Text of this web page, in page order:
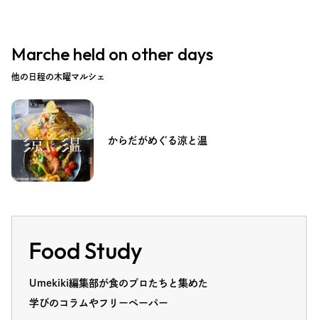
Marche held on other days
他の日程の木曜マルシェ
からだがめぐる涼と温
Food Study
Umekiki編集部が食のプロたちと集めた
学びのコラムやフリーペーパー